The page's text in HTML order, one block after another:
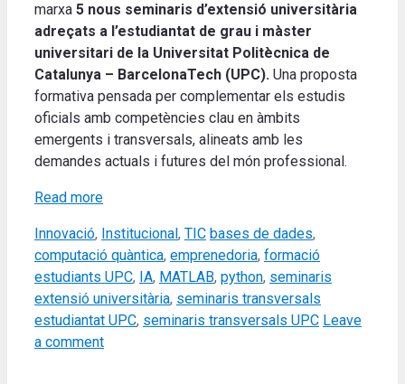
marxa 5 nous seminaris d’extensió universitària
adreçats a l’estudiantat de grau i màster
universitari de la Universitat Politècnica de
Catalunya – BarcelonaTech (UPC). Una proposta
formativa pensada per complementar els estudis
oficials amb competències clau en àmbits
emergents i transversals, alineats amb les
demandes actuals i futures del món professional.
Read more
Categories
Innovació, Institucional , TIC Tags
bases de dades,
computació quàntica, emprenedoria, formació
estudiants UPC, IA, MATLAB, python, seminaris
extensió universitària, seminaris transversals
estudiantat UPC, seminaris transversals UPC Leave
a comment